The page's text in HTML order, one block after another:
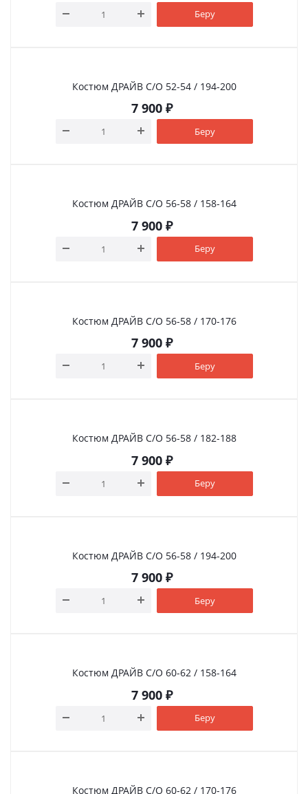
Беру
Костюм ДРАЙВ С/О 52-54 / 194-200
7 900₽
Беру
Костюм ДРАЙВ С/О 56-58 / 158-164
7 900₽
Беру
Костюм ДРАЙВ С/О 56-58 / 170-176
7 900₽
Беру
Костюм ДРАЙВ С/О 56-58 / 182-188
7 900₽
Беру
Костюм ДРАЙВ С/О 56-58 / 194-200
7 900₽
Беру
Костюм ДРАЙВ С/О 60-62 / 158-164
7 900₽
Беру
Костюм ДРАЙВ С/О 60-62 / 170-176